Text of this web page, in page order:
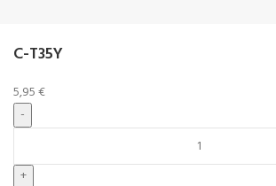
C-T35Y
5,95€